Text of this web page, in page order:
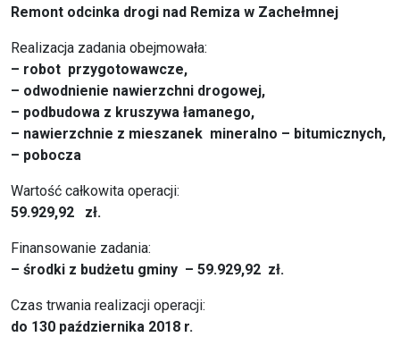
Remont odcinka drogi nad Remiza w Zachełmnej
Realizacja zadania obejmowała:
– robot przygotowawcze,
– odwodnienie nawierzchni drogowej,
– podbudowa z kruszywa łamanego,
– nawierzchnie z mieszanek mineralno – bitumicznych,
– pobocza
Wartość całkowita operacji:
59.929,92 zł.
Finansowanie zadania:
– środki z budżetu gminy – 59.929,92 zł.
Czas trwania realizacji operacji:
do 130 października 2018 r.